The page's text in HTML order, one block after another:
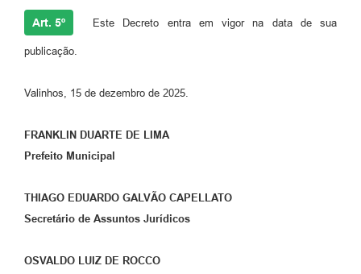
Art. 5º Este Decreto entra em vigor na data de sua
publicação.
Valinhos, 15 de dezembro de 2025.
FRANKLIN DUARTE DE LIMA
Prefeito Municipal
THIAGO EDUARDO GALVÃO CAPELLATO
Secretário de Assuntos Jurídicos
OSVALDO LUIZ DE ROCCO